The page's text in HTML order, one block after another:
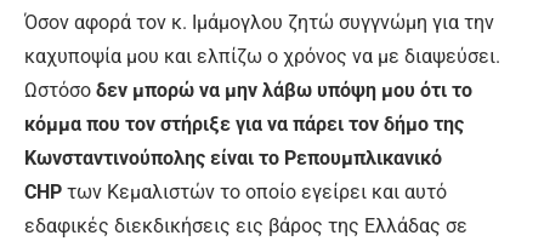
Όσον αφορά τον κ. Ιμάμογλου ζητώ συγγνώμη για την
καχυποψία μου και ελπίζω ο χρόνος να με διαψεύσει.
Ωστόσο δεν μπορώ να μην λάβω υπόψη μου ότι το
κόμμα που τον στήριξε για να πάρει τον δήμο της
Κωνσταντινούπολης είναι το Ρεπουμπλικανικό
CHP των Κεμαλιστών το οποίο εγείρει και αυτό
εδαφικές διεκδικήσεις εις βάρος της Ελλάδας σε